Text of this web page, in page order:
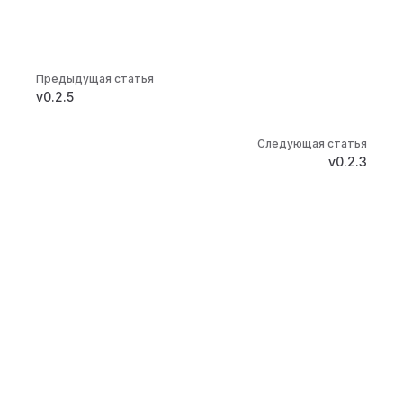
Pager
Предыдущая статья
v0.2.5
Следующая статья
v0.2.3